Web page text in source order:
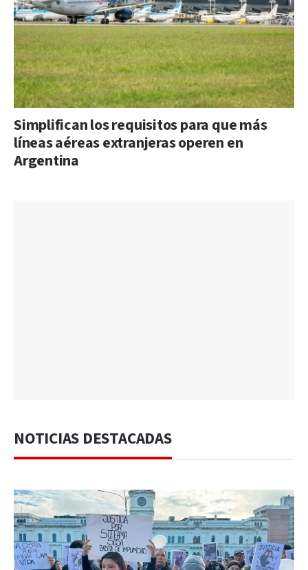
Simplifican los requisitos para que más
líneas aéreas extranjeras operen en
Argentina
NOTICIAS DESTACADAS